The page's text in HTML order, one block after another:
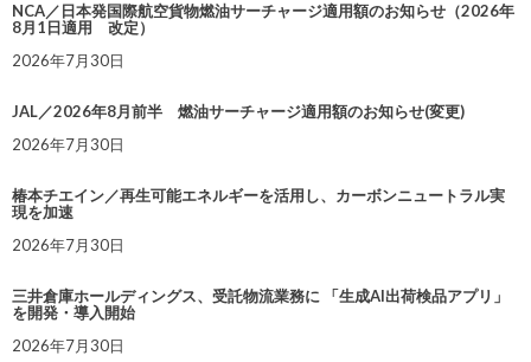
NCA／日本発国際航空貨物燃油サーチャージ適用額のお知らせ（2026年
8月1日適用 改定）
2026年7月30日
JAL／2026年8月前半 燃油サーチャージ適用額のお知らせ(変更)
2026年7月30日
椿本チエイン／再生可能エネルギーを活用し、カーボンニュートラル実
現を加速
2026年7月30日
三井倉庫ホールディングス、受託物流業務に 「生成AI出荷検品アプリ」
を開発・導入開始
2026年7月30日